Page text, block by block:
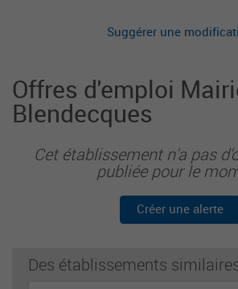
Suggérer une
Offres d'emploi
Blendecques
Cet établissement n'a pas
publiée pour le
Créer une alerte
Des établissements